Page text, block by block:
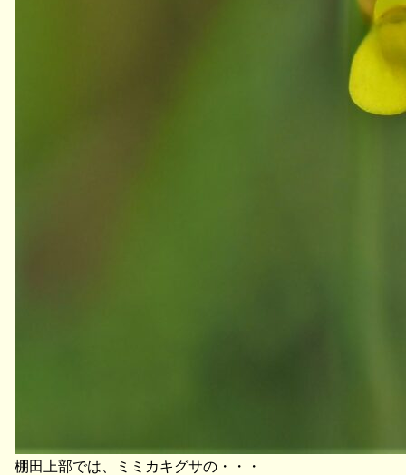
棚田上部では、ミミカキグサの・・・